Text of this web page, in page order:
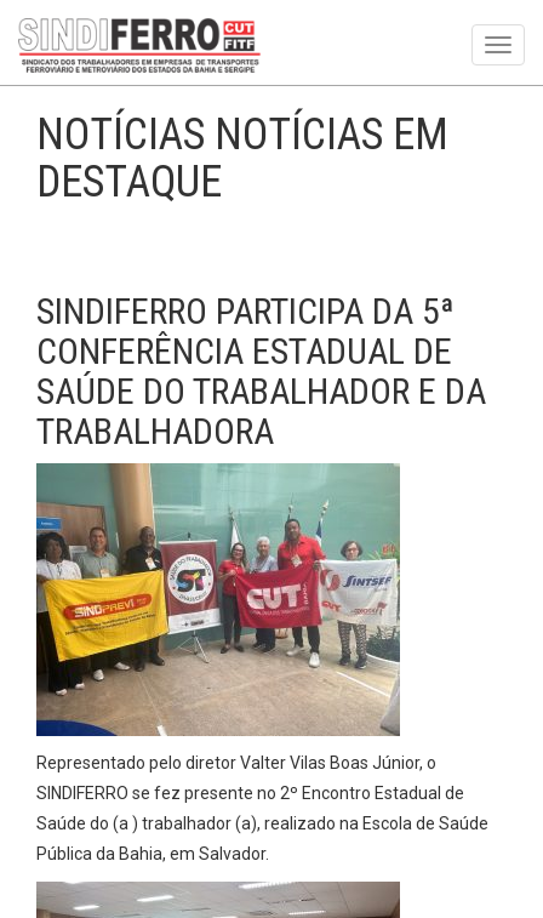
NOTÍCIAS NOTÍCIAS EM
DESTAQUE
SINDIFERRO PARTICIPA DA 5ª
CONFERÊNCIA ESTADUAL DE
SAÚDE DO TRABALHADOR E DA
TRABALHADORA
Representado pelo diretor Valter Vilas Boas Júnior, o
SINDIFERRO se fez presente no 2º Encontro Estadual de
Saúde do (a ) trabalhador (a), realizado na Escola de Saúde
Pública da Bahia, em Salvador.